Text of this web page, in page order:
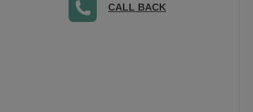
CALL BACK